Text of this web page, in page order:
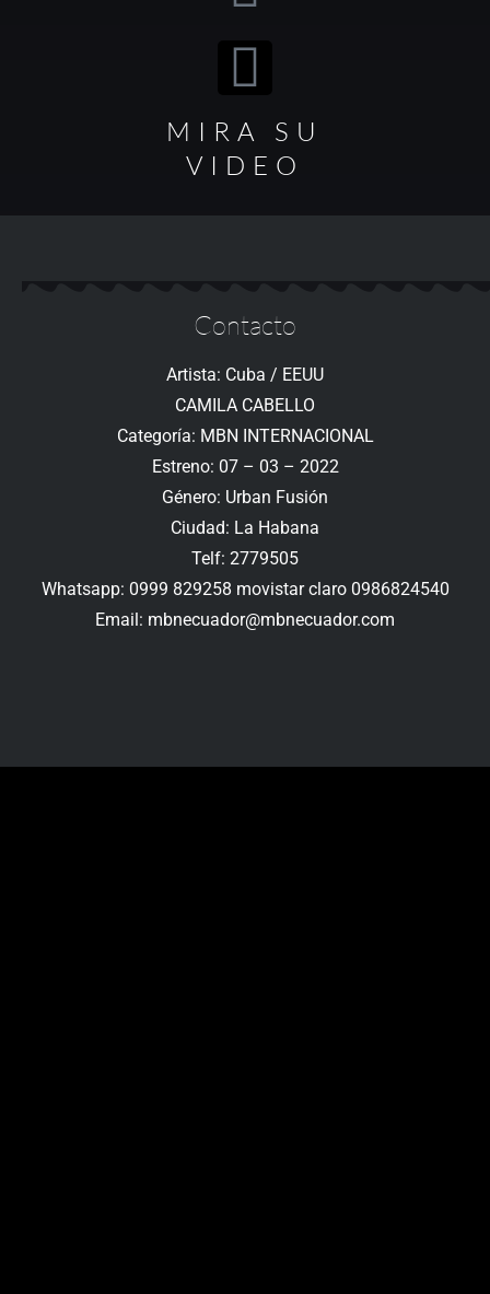
MIRA SU
VIDEO
Contacto
Artista: Cuba / EEUU
CAMILA CABELLO
Categoría: MBN INTERNACIONAL
Estreno: 07 – 03 – 2022
Género: Urban Fusión
Ciudad: La Habana
Telf: 2779505
Whatsapp: 0999 829258 movistar claro 0986824540
Email: mbnecuador@mbnecuador.com